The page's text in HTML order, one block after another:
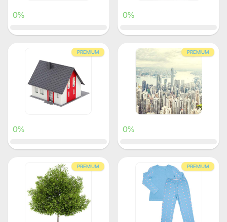
0% 0%
PREMIUM
0%
PREMIUM
0%
PREMIUM PREMIUM